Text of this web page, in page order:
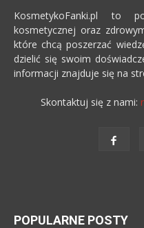
KosmetykoFanki.pl to
kosmetycznej oraz
które chcą poszerzać
dzielić się swoim
informacji znajduje się na
Skontaktuj się z nami:
POPULARNE POSTY